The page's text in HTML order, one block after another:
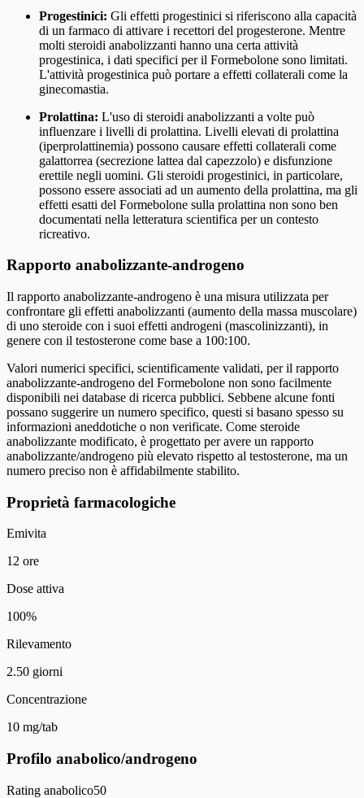
Progestinici: Gli effetti progestinici si riferiscono alla capacità
di un farmaco di attivare i recettori del progesterone. Mentre
molti steroidi anabolizzanti hanno una certa attività
progestinica, i dati specifici per il Formebolone sono limitati.
L'attività progestinica può portare a effetti collaterali come la
ginecomastia.
Prolattina: L'uso di steroidi anabolizzanti a volte può
influenzare i livelli di prolattina. Livelli elevati di prolattina
(iperprolattinemia) possono causare effetti collaterali come
galattorrea (secrezione lattea dal capezzolo) e disfunzione
erettile negli uomini. Gli steroidi progestinici, in particolare,
possono essere associati ad un aumento della prolattina, ma gli
effetti esatti del Formebolone sulla prolattina non sono ben
documentati nella letteratura scientifica per un contesto
ricreativo.
Rapporto anabolizzante-androgeno
Il rapporto anabolizzante-androgeno è una misura utilizzata per
confrontare gli effetti anabolizzanti (aumento della massa muscolare)
di uno steroide con i suoi effetti androgeni (mascolinizzanti), in
genere con il testosterone come base a 100:100.
Valori numerici specifici, scientificamente validati, per il rapporto
anabolizzante-androgeno del Formebolone non sono facilmente
disponibili nei database di ricerca pubblici. Sebbene alcune fonti
possano suggerire un numero specifico, questi si basano spesso su
informazioni aneddotiche o non verificate. Come steroide
anabolizzante modificato, è progettato per avere un rapporto
anabolizzante/androgeno più elevato rispetto al testosterone, ma un
numero preciso non è affidabilmente stabilito.
Proprietà farmacologiche
Emivita
12 ore
Dose attiva
100%
Rilevamento
2.50 giorni
Concentrazione
10 mg/tab
Profilo anabolico/androgeno
Rating anabolico50